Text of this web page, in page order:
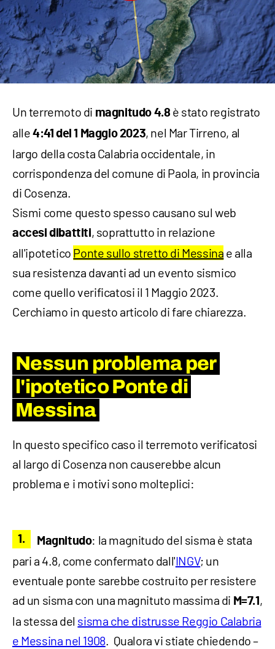
Un terremoto di magnitudo 4.8 è stato registrato
alle 4:41 del 1 Maggio 2023, nel Mar Tirreno, al
largo della costa Calabria occidentale, in
corrispondenza del comune di Paola, in provincia
di Cosenza.
Sismi come questo spesso causano sul web
accesi dibattiti, soprattutto in relazione
all'ipotetico Ponte sullo stretto di Messina e alla
sua resistenza davanti ad un evento sismico
come quello verificatosi il 1 Maggio 2023.
Cerchiamo in questo articolo di fare chiarezza.
Nessun problema per
l'ipotetico Ponte di
Messina
In questo specifico caso il terremoto verificatosi
al largo di Cosenza non causerebbe alcun
problema e i motivi sono molteplici:
Magnitudo: la magnitudo del sisma è stata
pari a 4.8, come confermato dall'INGV; un
eventuale ponte sarebbe costruito per resistere
ad un sisma con una magnituto massima di M=7.1 ,
la stessa del sisma che distrusse Reggio Calabria
e Messina nel 1908. Qualora vi stiate chiedendo –